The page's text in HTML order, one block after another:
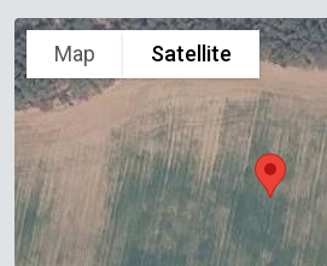
Map Satellite